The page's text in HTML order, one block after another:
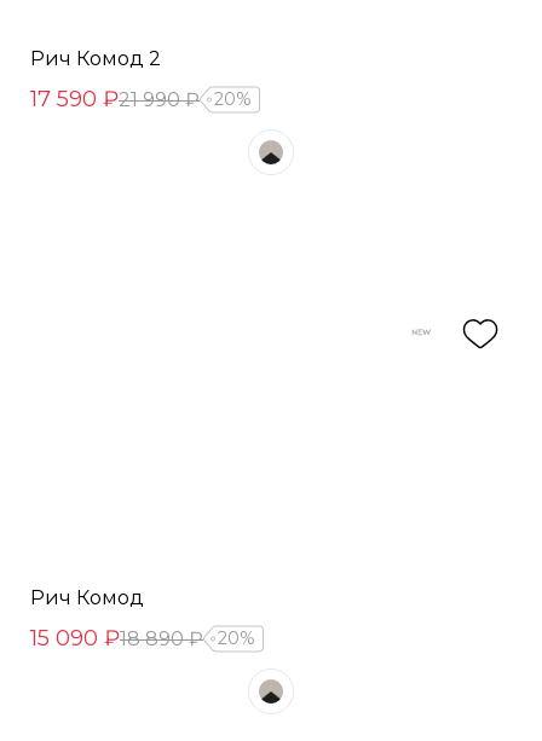
Рич Комод 2
17 590 ₽21 990 ₽ 20%
Рич Комод
15 090 ₽18 890 ₽ 20%